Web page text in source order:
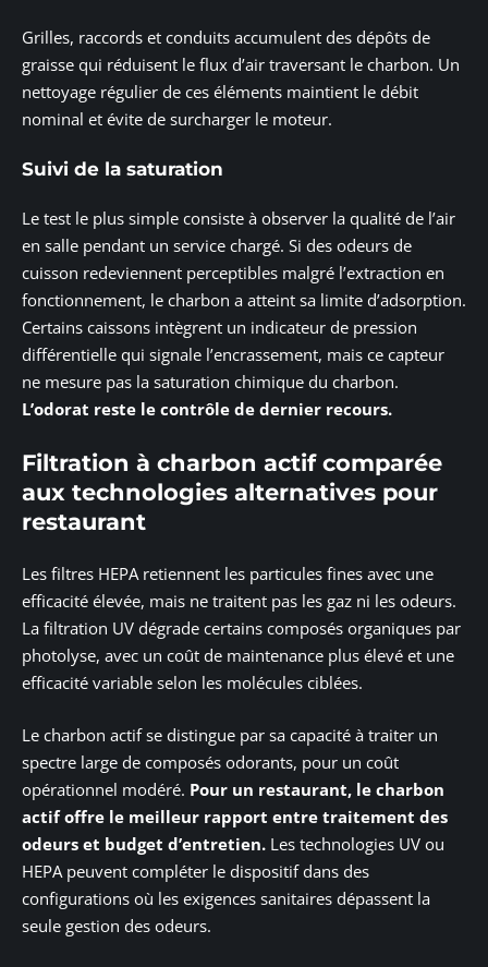
Grilles, raccords et conduits accumulent des dépôts de
graisse qui réduisent le flux d’air traversant le charbon. Un
nettoyage régulier de ces éléments maintient le débit
nominal et évite de surcharger le moteur.
Suivi de la saturation
Le test le plus simple consiste à observer la qualité de l’air
en salle pendant un service chargé. Si des odeurs de
cuisson redeviennent perceptibles malgré l’extraction en
fonctionnement, le charbon a atteint sa limite d’adsorption.
Certains caissons intègrent un indicateur de pression
différentielle qui signale l’encrassement, mais ce capteur
ne mesure pas la saturation chimique du charbon.
L’odorat reste le contrôle de dernier recours.
Filtration à charbon actif comparée
aux technologies alternatives pour
restaurant
Les filtres HEPA retiennent les particules fines avec une
efficacité élevée, mais ne traitent pas les gaz ni les odeurs.
La filtration UV dégrade certains composés organiques par
photolyse, avec un coût de maintenance plus élevé et une
efficacité variable selon les molécules ciblées.
Le charbon actif se distingue par sa capacité à traiter un
spectre large de composés odorants, pour un coût
opérationnel modéré. Pour un restaurant, le charbon
actif offre le meilleur rapport entre traitement des
odeurs et budget d’entretien. Les technologies UV ou
HEPA peuvent compléter le dispositif dans des
configurations où les exigences sanitaires dépassent la
seule gestion des odeurs.